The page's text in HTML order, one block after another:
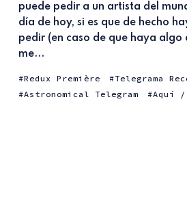
puede pedir a un artista del
día de hoy, si es que de hecho
pedir (en caso de que haya algo
me...
Redux Première
Telegrama
Astronomical Telegram
Aquí /